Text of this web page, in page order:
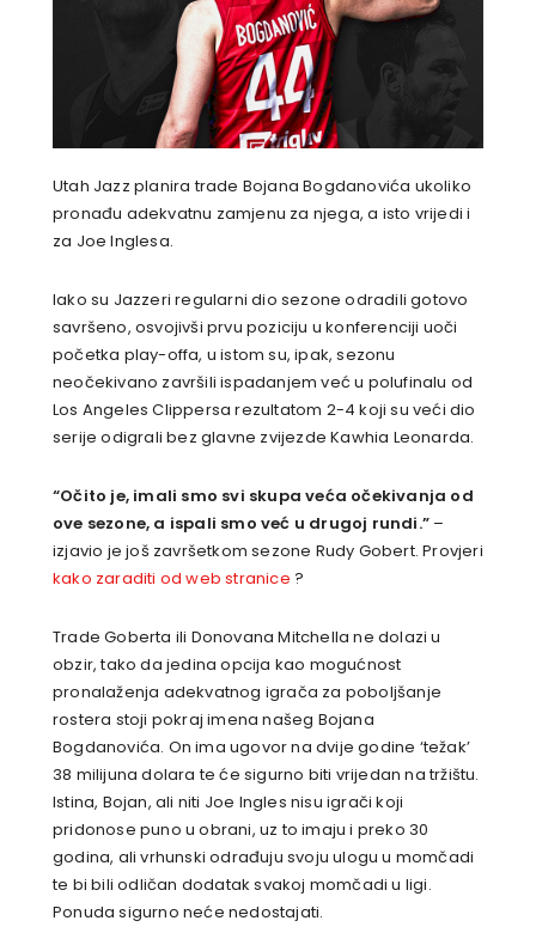
Utah Jazz planira trade Bojana Bogdanovića ukoliko
pronađu adekvatnu zamjenu za njega, a isto vrijedi i
za Joe Inglesa.
Iako su Jazzeri regularni dio sezone odradili gotovo
savršeno, osvojivši prvu poziciju u konferenciji uoči
početka play-offa, u istom su, ipak, sezonu
neočekivano završili ispadanjem već u polufinalu od
Los Angeles Clippersa rezultatom 2-4 koji su veći dio
serije odigrali bez glavne zvijezde Kawhia Leonarda.
“Očito je, imali smo svi skupa veća očekivanja od
ove sezone, a ispali smo već u drugoj rundi.” –
izjavio je još završetkom sezone Rudy Gobert. Provjeri
kako zaraditi od web stranice ?
Trade Goberta ili Donovana Mitchella ne dolazi u
obzir, tako da jedina opcija kao mogućnost
pronalaženja adekvatnog igrača za poboljšanje
rostera stoji pokraj imena našeg Bojana
Bogdanovića. On ima ugovor na dvije godine ‘težak’
38 milijuna dolara te će sigurno biti vrijedan na tržištu.
Istina, Bojan, ali niti Joe Ingles nisu igrači koji
pridonose puno u obrani, uz to imaju i preko 30
godina, ali vrhunski odrađuju svoju ulogu u momčadi
te bi bili odličan dodatak svakoj momčadi u ligi.
Ponuda sigurno neće nedostajati.